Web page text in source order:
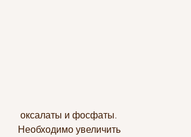
Необходимо увеличить